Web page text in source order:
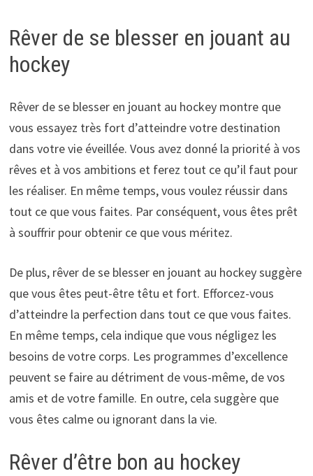
Rêver de se blesser en jouant au
hockey
Rêver de se blesser en jouant au hockey montre que
vous essayez très fort d’atteindre votre destination
dans votre vie éveillée. Vous avez donné la priorité à vos
rêves et à vos ambitions et ferez tout ce qu’il faut pour
les réaliser. En même temps, vous voulez réussir dans
tout ce que vous faites. Par conséquent, vous êtes prêt
à souffrir pour obtenir ce que vous méritez.
De plus, rêver de se blesser en jouant au hockey suggère
que vous êtes peut-être têtu et fort. Efforcez-vous
d’atteindre la perfection dans tout ce que vous faites.
En même temps, cela indique que vous négligez les
besoins de votre corps. Les programmes d’excellence
peuvent se faire au détriment de vous-même, de vos
amis et de votre famille. En outre, cela suggère que
vous êtes calme ou ignorant dans la vie.
Rêver d’être bon au hockey